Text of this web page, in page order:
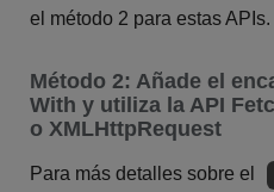
el método 2 para estas APIs.
Método 2: Añade el
With y utiliza la API
o XMLHttpRequest
Para más detalles sobre el